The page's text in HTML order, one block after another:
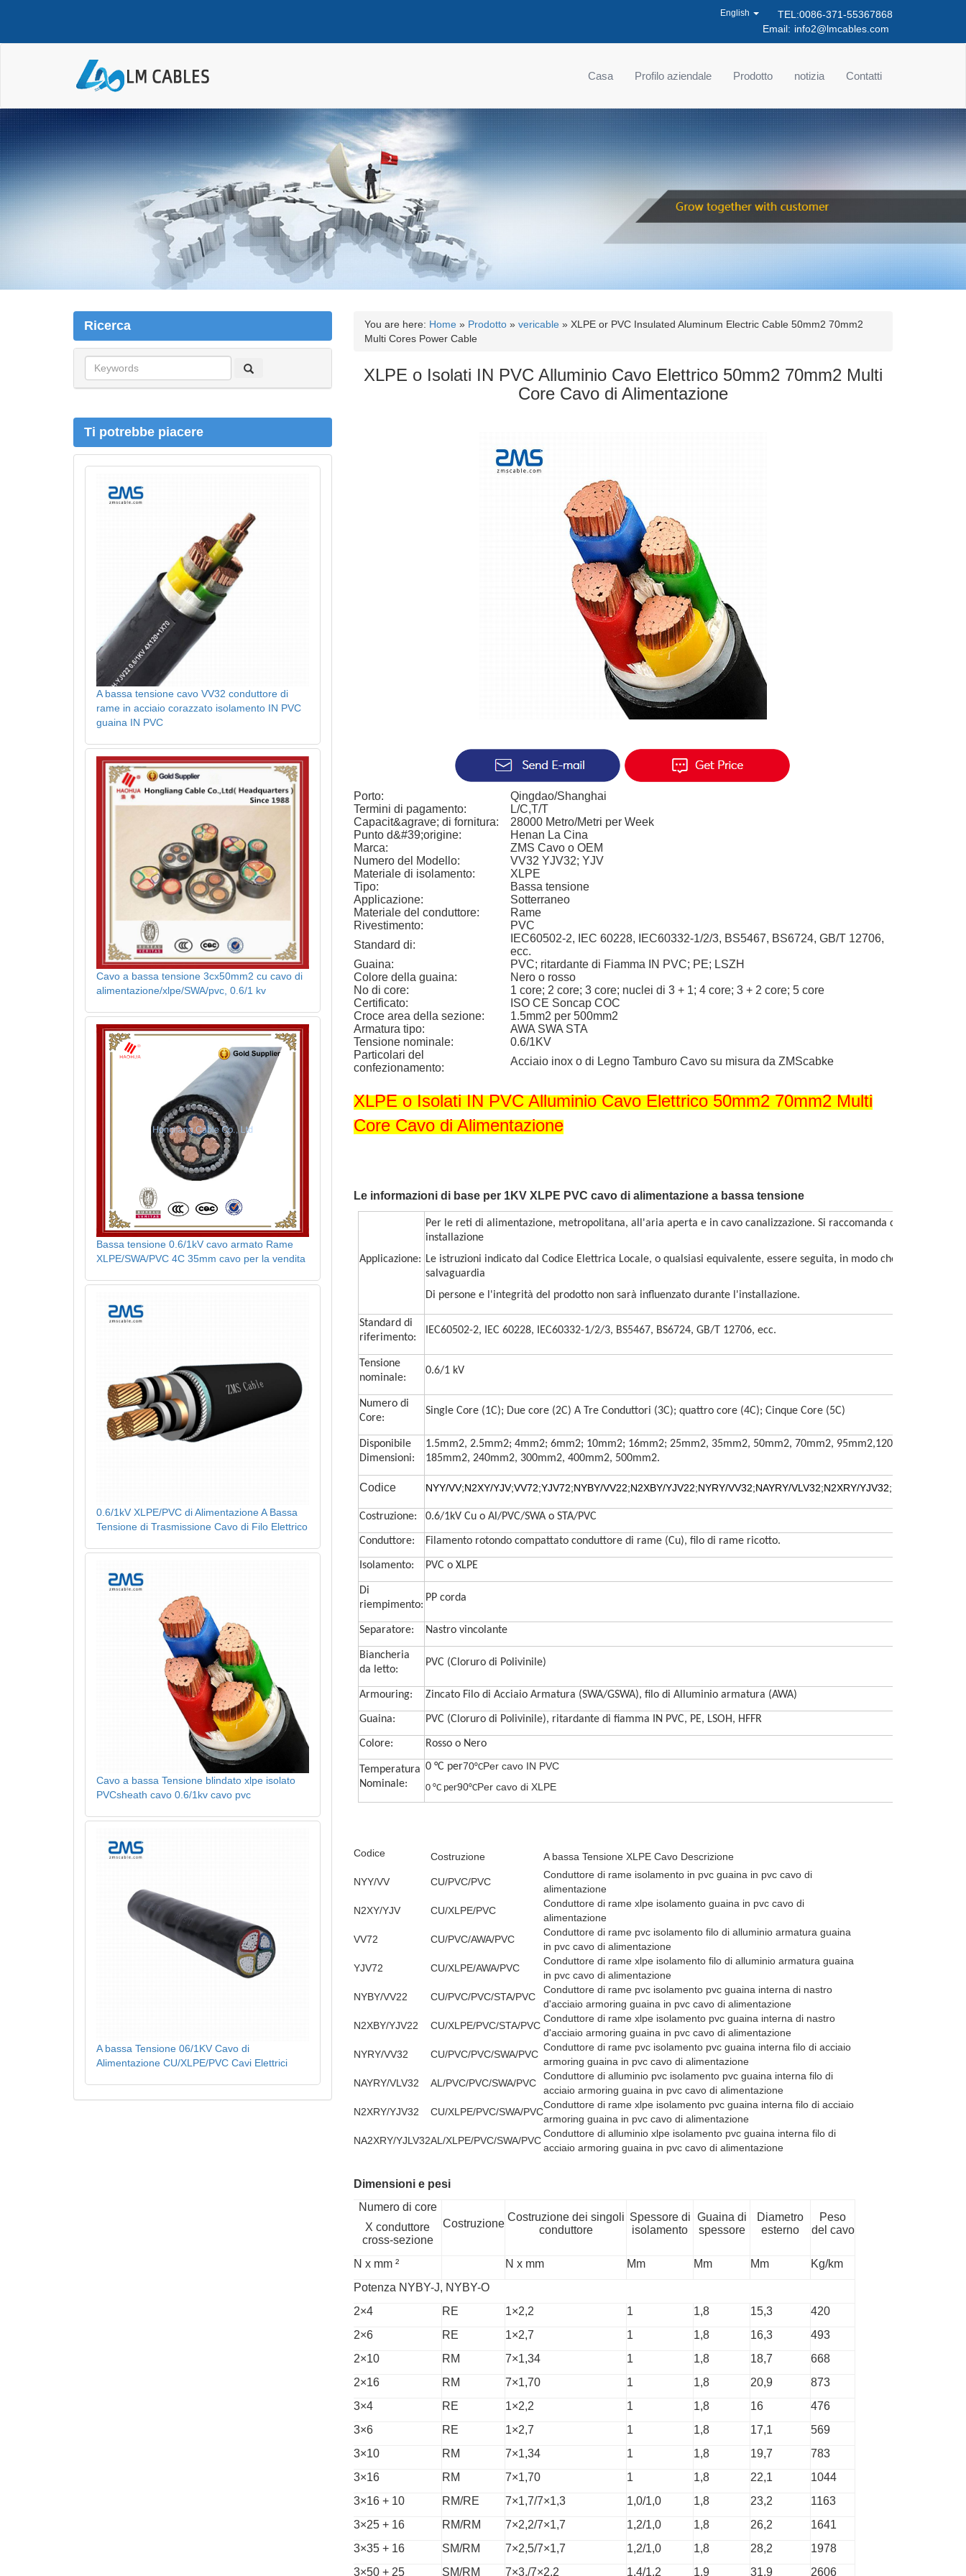
TEL:0086-371-55367868
Email: info2@lmcables.com
English
Casa Profilo aziendale Prodotto notizia Contatti
You are here: Home » Prodotto » vericable » XLPE or PVC Insulated Aluminum Electric Cable 50mm2 70mm2
Multi Cores Power Cable
XLPE o Isolati IN PVC Alluminio Cavo Elettrico 50mm2 70mm2 Multi
Core Cavo di Alimentazione
Porto:
Qingdao/Shanghai
Termini di pagamento:
L/C,T/T
Capacit&agrave; di fornitura:
28000 Metro/Metri per Week
Punto d&#39;origine:
Henan La Cina
Marca:
ZMS Cavo o OEM
Numero del Modello:
VV32 YJV32; YJV
Materiale di isolamento:
XLPE
Tipo:
Bassa tensione
Applicazione:
Sotterraneo
Materiale del conduttore:
Rame
Rivestimento:
PVC
Standard di:
IEC60502-2, IEC 60228, IEC60332-1/2/3, BS5467, BS6724, GB/T 12706,
ecc.
Guaina:
PVC; ritardante di Fiamma IN PVC; PE; LSZH
Colore della guaina:
Nero o rosso
No di core:
1 core; 2 core; 3 core; nuclei di 3 + 1; 4 core; 3 + 2 core; 5 core
Certificato:
ISO CE Soncap COC
Croce area della sezione:
1.5mm2 per 500mm2
Armatura tipo:
AWA SWA STA
Tensione nominale:
0.6/1KV
Particolari del
confezionamento:
Acciaio inox o di Legno Tamburo Cavo su misura da ZMScabke
XLPE o Isolati IN PVC Alluminio Cavo Elettrico 50mm2 70mm2 Multi
Core Cavo di Alimentazione
Le informazioni di base per 1KV XLPE PVC cavo di alimentazione a bassa tensione
Applicazione:
Per le reti di alimentazione, metropolitana, all'aria aperta e in cavo canalizzazione. Si raccomanda che l'
installazione
Le istruzioni indicato dal Codice Elettrica Locale, o qualsiasi equivalente, essere seguita, in modo che la
salvaguardia
Di persone e l'integrità del prodotto non sarà influenzato durante l'installazione.
Standard di
riferimento:
IEC60502-2, IEC 60228, IEC60332-1/2/3, BS5467, BS6724, GB/T 12706, ecc.
Tensione
nominale:
0.6/1 kV
Numero di
Core:
Single Core (1C); Due core (2C) A Tre Conduttori (3C); quattro core (4C); Cinque Core (5C)
Disponibile
Dimensioni:
1.5mm2, 2.5mm2; 4mm2; 6mm2; 10mm2; 16mm2; 25mm2, 35mm2, 50mm2, 70mm2, 95mm2,120mm2,
185mm2, 240mm2, 300mm2, 400mm2, 500mm2.
Codice NYY/VV;N2XY/YJV;VV72;YJV72;NYBY/VV22;N2XBY/YJV22;NYRY/VV32;NAYRY/VLV32;N2XRY/YJV32;
Costruzione: 0.6/1kV Cu o Al/PVC/SWA o STA/PVC
Conduttore: Filamento rotondo compattato conduttore di rame (Cu), filo di rame ricotto.
Isolamento: PVC o XLPE
Di
riempimento:
PP corda
Separatore: Nastro vincolante
Biancheria
da letto:
PVC (Cloruro di Polivinile)
Armouring: Zincato Filo di Acciaio Armatura (SWA/GSWA), filo di Alluminio armatura (AWA)
Guaina: PVC (Cloruro di Polivinile), ritardante di fiamma IN PVC, PE, LSOH, HFFR
Colore: Rosso o Nero
Temperatura
Nominale:
0 °C per70°CPer cavo IN PVC
0 °C per90°CPer cavo di XLPE
Codice Costruzione A bassa Tensione XLPE Cavo Descrizione
NYY/VV CU/PVC/PVC
Conduttore di rame isolamento in pvc guaina in pvc cavo di
alimentazione
N2XY/YJV
CU/XLPE/PVC
Conduttore di rame xlpe isolamento guaina in pvc cavo di
alimentazione
VV72
CU/PVC/AWA/PVC
Conduttore di rame pvc isolamento filo di alluminio armatura guaina
in pvc cavo di alimentazione
YJV72
CU/XLPE/AWA/PVC
Conduttore di rame xlpe isolamento filo di alluminio armatura guaina
in pvc cavo di alimentazione
NYBY/VV22
CU/PVC/PVC/STA/PVC
Conduttore di rame pvc isolamento pvc guaina interna di nastro
d'acciaio armoring guaina in pvc cavo di alimentazione
N2XBY/YJV22
CU/XLPE/PVC/STA/PVC
Conduttore di rame xlpe isolamento pvc guaina interna di nastro
d'acciaio armoring guaina in pvc cavo di alimentazione
NYRY/VV32
CU/PVC/PVC/SWA/PVC
Conduttore di rame pvc isolamento pvc guaina interna filo di acciaio
armoring guaina in pvc cavo di alimentazione
NAYRY/VLV32
AL/PVC/PVC/SWA/PVC
Conduttore di alluminio pvc isolamento pvc guaina interna filo di
acciaio armoring guaina in pvc cavo di alimentazione
N2XRY/YJV32
CU/XLPE/PVC/SWA/PVC
Conduttore di rame xlpe isolamento pvc guaina interna filo di acciaio
armoring guaina in pvc cavo di alimentazione
NA2XRY/YJLV32AL/XLPE/PVC/SWA/PVC
Conduttore di alluminio xlpe isolamento pvc guaina interna filo di
acciaio armoring guaina in pvc cavo di alimentazione
Dimensioni e pesi
Numero di core
X conduttore
cross-sezione
Costruzione
Costruzione dei singoli
conduttore
Spessore di
isolamento
Guaina di
spessore
Diametro
esterno
Peso
del cavo
N x mm ² N x mm Mm Mm Mm
Kg/km
Potenza NYBY-J, NYBY-O
2×4
RE 1×2,2 1 1,8 15,3
420
2×6
RE 1×2,7 1 1,8 16,3
493
2×10
RM 7×1,34 1 1,8 18,7
668
2×16
RM 7×1,70 1 1,8 20,9
873
3×4
RE 1×2,2 1 1,8 16
476
3×6
RE 1×2,7 1 1,8 17,1
569
3×10
RM 7×1,34 1 1,8 19,7
783
3×16
RM 7×1,70 1 1,8 22,1
1044
3×16 + 10
RM/RE 7×1,7/7×1,3 1,0/1,0 1,8 23,2
1163
3×25 + 16
RM/RM 7×2,2/7×1,7 1,2/1,0 1,8 26,2
1641
3×35 + 16
SM/RM 7×2,5/7×1,7 1,2/1,0 1,8 28,2
1978
3×50 + 25
SM/RM 7×3,/7×2,2 1,4/1,2 1,9 31,9 2606
Ricerca
i
c
r
c
a
Ti potrebbe piacere
A bassa tensione cavo VV32 conduttore di
rame in acciaio corazzato isolamento IN PVC
guaina IN PVC
Cavo a bassa tensione 3cx50mm2 cu cavo di
alimentazione/xlpe/SWA/pvc, 0.6/1 kv
Bassa tensione 0.6/1kV cavo armato Rame
XLPE/SWA/PVC 4C 35mm cavo per la vendita
0.6/1kV XLPE/PVC di Alimentazione A Bassa
Tensione di Trasmissione Cavo di Filo Elettrico
Cavo a bassa Tensione blindato xlpe isolato
PVCsheath cavo 0.6/1kv cavo pvc
A bassa Tensione 06/1KV Cavo di
Alimentazione CU/XLPE/PVC Cavi Elettrici